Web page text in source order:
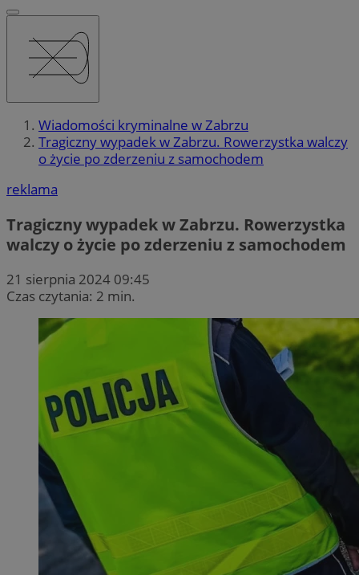
Wiadomości kryminalne w Zabrzu
Tragiczny wypadek w Zabrzu. Rowerzystka walczy
o życie po zderzeniu z samochodem
reklama
Tragiczny wypadek w Zabrzu. Rowerzystka
walczy o życie po zderzeniu z samochodem
21 sierpnia 2024 09:45
Czas czytania: 2 min.